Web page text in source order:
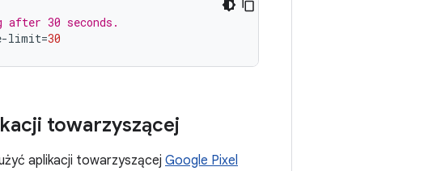
after 30 seconds.
limit=30
towarzyszącej
aplikacji towarzyszącej Google Pixel